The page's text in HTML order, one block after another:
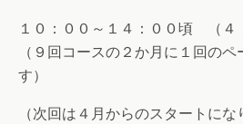
１０：００～１４：００頃 （４
（９回コースの２か月に１回の
す）
（次回は４月からのスタートに